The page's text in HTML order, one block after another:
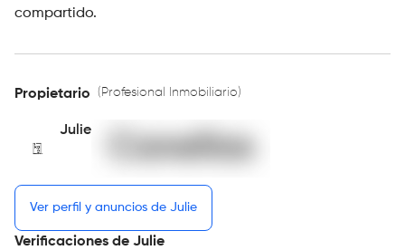
compartido.
Propietario (Profesional Inmobiliario)
Julie
Ver perfil y anuncios de Julie
Verificaciones de Julie